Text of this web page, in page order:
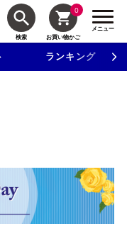
検索
0
お買い物かご
メニュー
ランキング
クーポンを進呈！